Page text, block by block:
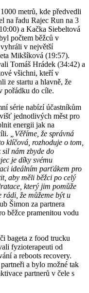
metrů, kde předvedli
na řadu Rajec Run na 3
a Kačka Siebeltová
počtem běžců v
v největší
Mikšíková (19:57).
Tomáš Hrádek (34:42) a
všichni, kteří v
ze startu a hlavně, že
pořádku do cíle.
série nabízí účastníkům
jednotlivých měst pro
energii jak na
„Věříme, že správná
klíčová, rozhoduje o tom,
nám zbyde do
je díky svému
ideálním parťákem pro
aby měli běžci po celý
který jim pomůže
rádi, že můžeme být u
Šimon za partnera
běžce pramenitou vodu
bageta z food trucku
fyzioterapeuti od
a reboots recovery.
a bylo možné tak
partnerů v čele s